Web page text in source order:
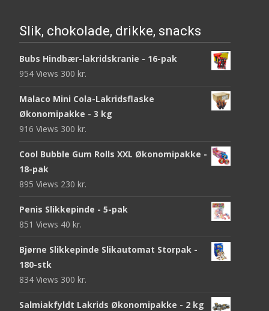
Slik, chokolade, drikke, snacks
Bubs Hindbær-lakridskranie - 16-pak
954 Views 300 kr.
Malaco Mini Cola-Lakridsflaske
Økonomipakke - 3 kg
916 Views 300 kr.
Cool Bubble Gum Rolls XXL Økonomipakke -
18-pak
895 Views 230 kr.
Penis Slikkepinde - 5-pak
851 Views 40 kr.
Bjørne Slikkepinde Slikautomat Storpak -
180-stk
834 Views 300 kr.
Salmiakfyldt Lakrids Økonomipakke - 2 kg